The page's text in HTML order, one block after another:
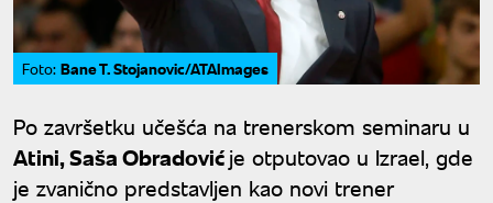
Foto: Bane T. Stojanovic/ATAImages
Po završetku učešća na trenerskom seminaru u
Atini, Saša Obradovićje otputovao u Izrael, gde
je zvanično predstavljen kao novi trener